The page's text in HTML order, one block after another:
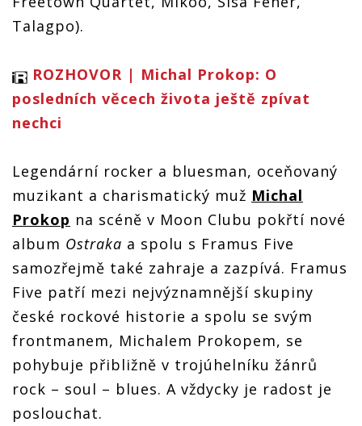
Talagpo).
ROZHOVOR | Michal Prokop: O
posledních věcech života ještě zpívat
nechci
Legendární rocker a bluesman, oceňovaný
muzikant a charismatický muž Michal
Prokop na scéně v Moon Clubu pokřtí nové
album Ostraka a spolu s Framus Five
samozřejmě také zahraje a zazpívá. Framus
Five patří mezi nejvýznamnější skupiny
české rockové historie a spolu se svým
frontmanem, Michalem Prokopem, se
pohybuje přibližně v trojúhelníku žánrů
rock – soul – blues. A vždycky je radost je
poslouchat.